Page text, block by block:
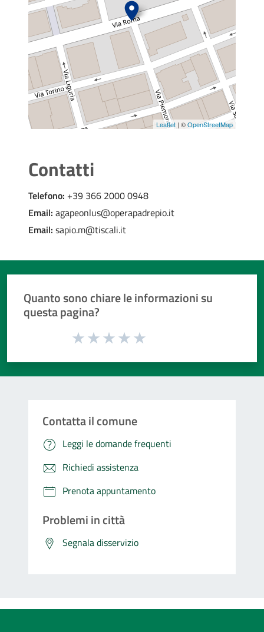
Leaflet | ©OpenStreetMap
Contatti
Telefono: +39 366 2000 0948
Email: agapeonlus@operapadrepio.it
Email: sapio.m@tiscali.it
Quanto sono chiare le informazioni su
questa pagina?
Valuta da 1 a 5 stelle la pagina
Contatta il comune
Leggi le domande frequenti
Richiedi assistenza
Prenota appuntamento
Problemi in città
Segnala disservizio